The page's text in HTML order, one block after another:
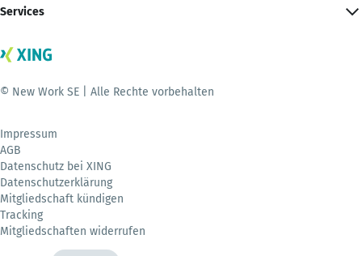
Services
© New Work SE | Alle Rechte vorbehalten
Impressum
AGB
Datenschutz bei XING
Datenschutzerklärung
Mitgliedschaft kündigen
Tracking
Mitgliedschaften widerrufen